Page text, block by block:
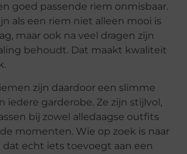
goed passende riem onmisbaar.
als een riem niet alleen mooi is
maar ook na veel dragen zijn
behoudt. Dat maakt kwaliteit
zijn daardoor een slimme
iedere garderobe. Ze zijn stijlvol,
bij zowel alledaagse outfits
momenten. Wie op zoek is naar
dat echt iets toevoegt aan een